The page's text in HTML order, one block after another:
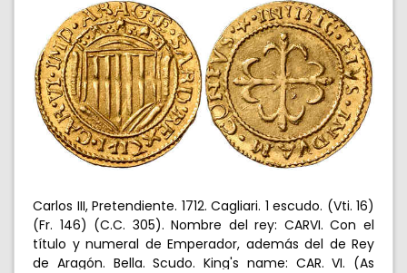
Carlos III, Pretendiente. 1712. Cagliari. 1 escudo. (Vti. 16)
(Fr. 146) (C.C. 305). Nombre del rey: CARVI. Con el
título y numeral de Emperador, además del de Rey
de Aragón. Bella. Scudo. King's name: CAR. VI. (As